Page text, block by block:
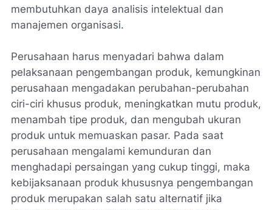
membutuhkan daya analisis intelektual dan
manajemen organisasi.
Perusahaan harus menyadari bahwa dalam
pelaksanaan pengembangan produk, kemungkinan
perusahaan mengadakan perubahan-perubahan
ciri-ciri khusus produk, meningkatkan mutu produk,
menambah tipe produk, dan mengubah ukuran
produk untuk memuaskan pasar. Pada saat
perusahaan mengalami kemunduran dan
menghadapi persaingan yang cukup tinggi, maka
kebijaksanaan produk khususnya pengembangan
produk merupakan salah satu alternatif jika